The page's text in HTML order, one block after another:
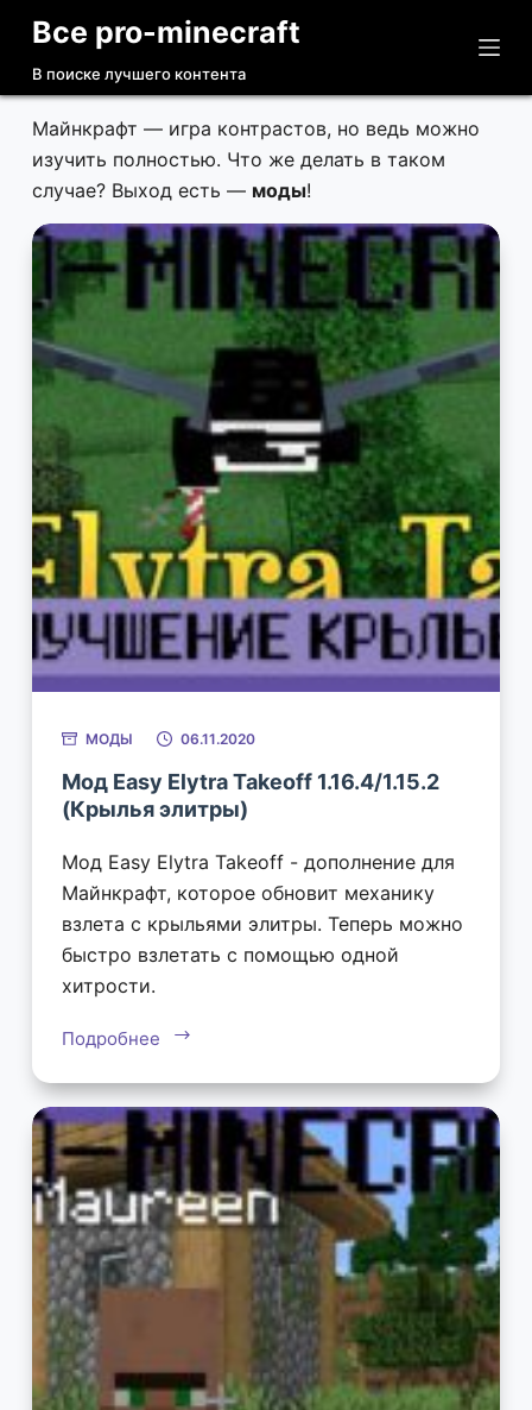
П
р
е
й
т
к
у
т
и
Все pro-minecraft
В поиске лучшего контента
Майнкрафт — игра контрастов, но ведь можно
изучить полностью. Что же делать в таком
случае? Выход есть — моды!
МОДЫ 06.11.2020
Мод Easy Elytra Takeoff 1.16.4/1.15.2
(Крылья элитры)
Мод Easy Elytra Takeoff - дополнение для
Майнкрафт, которое обновит механику
взлета с крыльями элитры. Теперь можно
быстро взлетать с помощью одной
хитрости.
Подробнее